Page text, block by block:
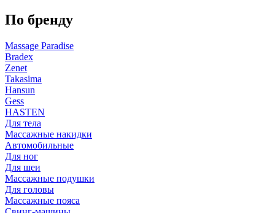
По бренду
Massage Paradise
Bradex
Zenet
Takasima
Hansun
Gess
HASTEN
Для тела
Массажные накидки
Автомобильные
Для ног
Для шеи
Массажные подушки
Для головы
Массажные пояса